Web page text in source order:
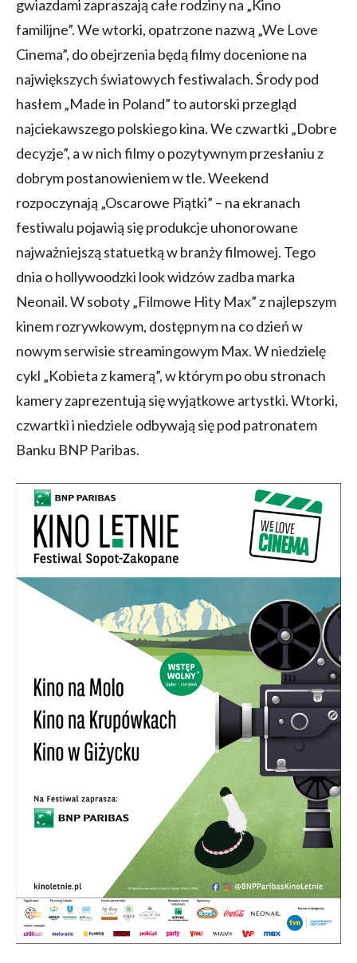
gwiazdami zapraszają całe rodziny na „Kino
familijne”. We wtorki, opatrzone nazwą „We Love
Cinema”, do obejrzenia będą filmy docenione na
największych światowych festiwalach. Środy pod
hasłem „Made in Poland” to autorski przegląd
najciekawszego polskiego kina. We czwartki „Dobre
decyzje”, a w nich filmy o pozytywnym przesłaniu z
dobrym postanowieniem w tle. Weekend
rozpoczynają „Oscarowe Piątki” – na ekranach
festiwalu pojawią się produkcje uhonorowane
najważniejszą statuetką w branży filmowej. Tego
dnia o hollywoodzki look widzów zadba marka
Neonail. W soboty „Filmowe Hity Max” z najlepszym
kinem rozrywkowym, dostępnym na co dzień w
nowym serwisie streamingowym Max. W niedzielę
cykl „Kobieta z kamerą”, w którym po obu stronach
kamery zaprezentują się wyjątkowe artystki. Wtorki,
czwartki i niedziele odbywają się pod patronatem
Banku BNP Paribas.